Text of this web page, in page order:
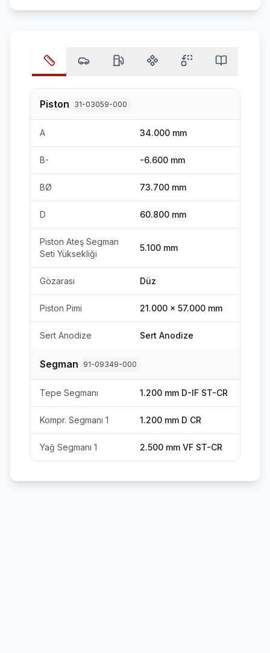
Piston 31-03059-000
A 34.000 mm
B- -6.600 mm
BØ 73.700 mm
D 60.800 mm
Piston Ateş Segman
Seti Yüksekliği
5.100 mm
Gözarası Düz
Piston Pimi 21.000 x 57.000 mm
Sert Anodize Sert Anodize
Segman 91-09349-000
Tepe Segmanı 1.200 mm D-IF ST-CR
Kompr. Segmanı 1 1.200 mm D CR
Yağ Segmanı 1 2.500 mm VF ST-CR